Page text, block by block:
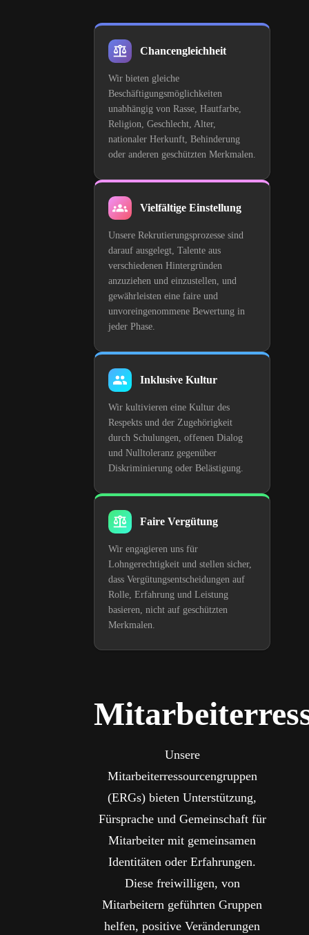
Chancengleichheit
Wir bieten gleiche
Beschäftigungsmöglichkeiten
unabhängig von Rasse, Hautfarbe,
Religion, Geschlecht, Alter,
nationaler Herkunft, Behinderung
oder anderen geschützten Merkmalen.
Vielfältige Einstellung
Unsere Rekrutierungsprozesse sind
darauf ausgelegt, Talente aus
verschiedenen Hintergründen
anzuziehen und einzustellen, und
gewährleisten eine faire und
unvoreingenommene Bewertung in
jeder Phase.
Inklusive Kultur
Wir kultivieren eine Kultur des
Respekts und der Zugehörigkeit
durch Schulungen, offenen Dialog
und Nulltoleranz gegenüber
Diskriminierung oder Belästigung.
Faire Vergütung
Wir engagieren uns für
Lohngerechtigkeit und stellen sicher,
dass Vergütungsentscheidungen auf
Rolle, Erfahrung und Leistung
basieren, nicht auf geschützten
Merkmalen.
Unsere
Mitarbeiterressourcengruppen
(ERGs) bieten Unterstützung,
Fürsprache und Gemeinschaft für
Mitarbeiter mit gemeinsamen
Identitäten oder Erfahrungen.
Diese freiwilligen, von
Mitarbeitern geführten Gruppen
helfen, positive Veränderungen